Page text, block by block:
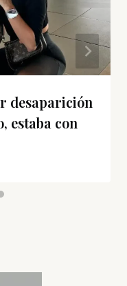
desaparición
estaba con